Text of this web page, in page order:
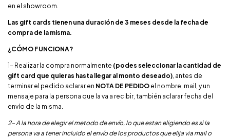
en el showroom.
Las gift cards tienen una duración de 3 meses desde la fecha de
compra de la misma.
¿CÓMO FUNCIONA?
1- Realizar la compra normalmente (podes seleccionar la cantidad de
gift card que quieras hasta llegar al monto deseado) , antes de
terminar el pedido aclarar en NOTA DE PEDIDO el nombre, mail, y un
mensaje para la persona que la va a recibir, también aclarar fecha del
envío de la misma.
2- A la hora de elegir el metodo de envío, lo que estan eligiendo es si la
persona va a tener incluido el envío de los productos que elija via mail o